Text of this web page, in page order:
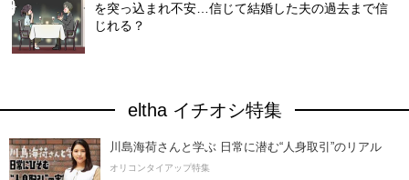
を突っ込まれ不安…信じて結婚した夫の過去まで信
じれる？
eltha イチオシ特集
川島海荷さんと学ぶ 日常に潜む“人身取引”のリアル
オリコンタイアップ特集